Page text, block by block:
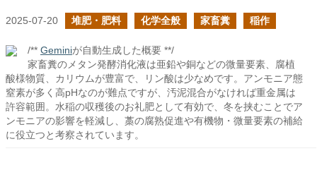
2025-07-20 堆肥・肥料 化学全般 家畜糞 稲作
/** Geminiが自動生成した概要 **/
家畜糞のメタン発酵消化液は亜鉛や銅などの微量要素、腐植
酸様物質、カリウムが豊富で、リン酸は少なめです。アンモニア態
窒素が多く高pHなのが難点ですが、汚泥混合がなければ重金属は
許容範囲。水稲の収穫後のお礼肥として有効で、冬を挟むことでア
ンモニアの影響を軽減し、藁の腐熟促進や有機物・微量要素の補給
に役立つと考察されています。